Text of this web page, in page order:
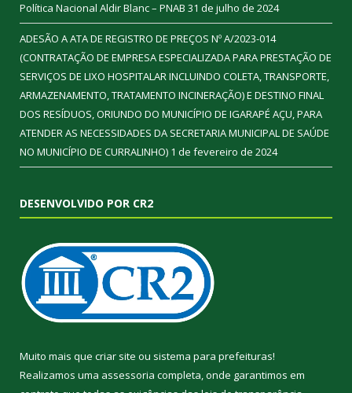
Política Nacional Aldir Blanc – PNAB 31 de julho de 2024
ADESÃO A ATA DE REGISTRO DE PREÇOS Nº A/2023-014
(CONTRATAÇÃO DE EMPRESA ESPECIALIZADA PARA PRESTAÇÃO DE
SERVIÇOS DE LIXO HOSPITALAR INCLUINDO COLETA, TRANSPORTE,
ARMAZENAMENTO, TRATAMENTO INCINERAÇÃO) E DESTINO FINAL
DOS RESÍDUOS, ORIUNDO DO MUNICÍPIO DE IGARAPÉ AÇU, PARA
ATENDER AS NECESSIDADES DA SECRETARIA MUNICIPAL DE SAÚDE
NO MUNICÍPIO DE CURRALINHO) 1 de fevereiro de 2024
DESENVOLVIDO POR CR2
Muito mais que criar site ou sistema para prefeituras!
Realizamos uma assessoria completa, onde garantimos em